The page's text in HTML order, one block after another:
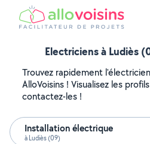
Electriciens à Ludiès
Trouvez rapidement
AlloVoisins ! Visualisez les
contactez-les !
Installation électrique
à Ludiès (09)